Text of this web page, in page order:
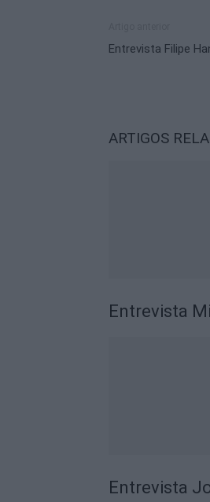
Entrevista Filipe
ARTIGOS
Entrevista
Entrevista